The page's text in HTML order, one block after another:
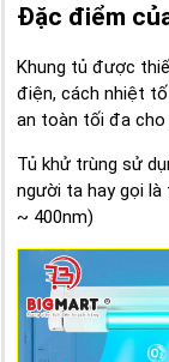
Đặc điểm
Khung tủ được
điện, cách nhiệt
an toàn tối đa cho
Tủ khử trùng sử
người ta hay gọi là
~ 400nm)